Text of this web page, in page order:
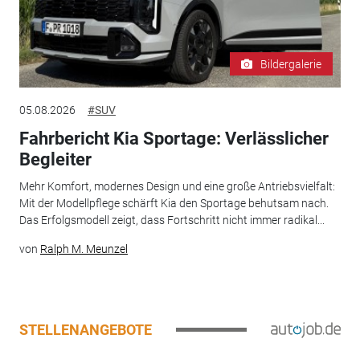
Bildergalerie
05.08.2026 #SUV
Fahrbericht Kia Sportage: Verlässlicher
Begleiter
Mehr Komfort, modernes Design und eine große Antriebsvielfalt:
Mit der Modellpflege schärft Kia den Sportage behutsam nach.
Das Erfolgsmodell zeigt, dass Fortschritt nicht immer radikal...
von Ralph M. Meunzel
STELLENANGEBOTE